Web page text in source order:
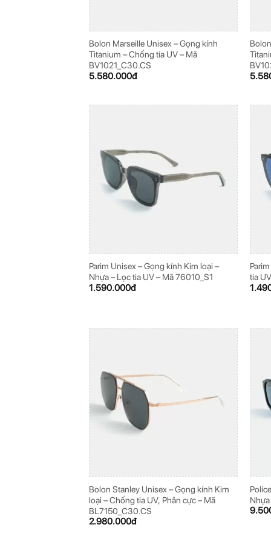
Bolon Marseille Unisex – Gọng kính
Titanium – Chống tia UV – Mã
BV1021_C30.CS
5.580.000đ
Parim Unisex – Gọng kính Kim loại –
Nhựa – Lọc tia UV – Mã 76010_S1
1.590.000đ
tia
Bolon Stanley Unisex – Gọng kính Kim
loại – Chống tia UV, Phân cực – Mã
BL7150_C30.CS
2.980.000đ